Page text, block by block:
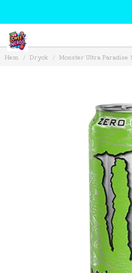
Hem Dryck Monster Ultra Paradise